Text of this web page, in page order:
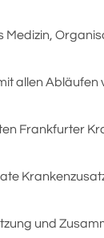
Medizin,
allen Abläufen
Frankfurter
und